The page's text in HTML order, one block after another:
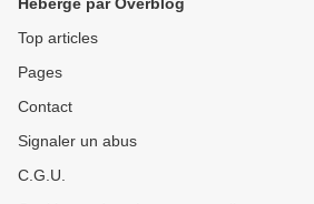
Top articles
Pages
Contact
Signaler un abus
C.G.U.